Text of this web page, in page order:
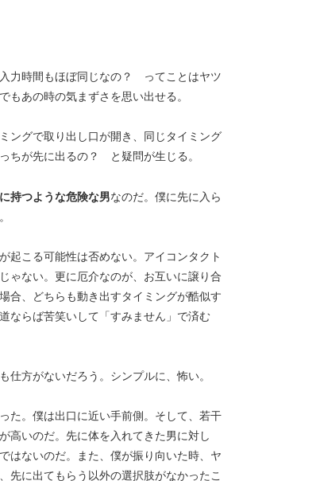
力時間もほぼ同じなの？ ってことはヤツ
の時の気まずさを思い出せる。
ングで取り出し口が開き、同じタイミング
ちが先に出るの？ と疑問が生じる。
持つような危険な男なのだ。僕に先に入ら
こる可能性は否めない。アイコンタクト
ない。更に厄介なのが、お互いに譲り合
合、どちらも動き出すタイミングが酷似す
ならば苦笑いして「すみません」で済む
方がないだろう。シンプルに、怖い。
た。僕は出口に近い手前側。そして、若干
高いのだ。先に体を入れてきた男に対し
はないのだ。また、僕が振り向いた時、ヤ
に出てもらう以外の選択肢がなかったこ